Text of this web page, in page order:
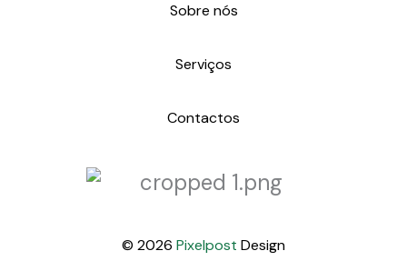
Sobre nós
Serviços
Contactos
© 2026 Pixelpost Design